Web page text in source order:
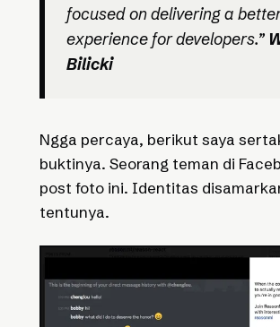
focused on delivering a
experience for developers.”
Bilicki
Ngga percaya, berikut saya
buktinya. Seorang teman di
post foto ini. Identitas
tentunya.